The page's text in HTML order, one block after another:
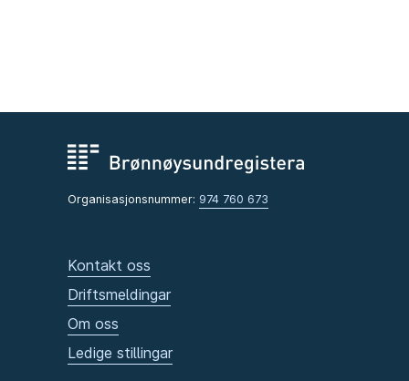
Organisasjonsnummer: 974 760 673
Kontakt oss
Driftsmeldingar
Om oss
Ledige stillingar